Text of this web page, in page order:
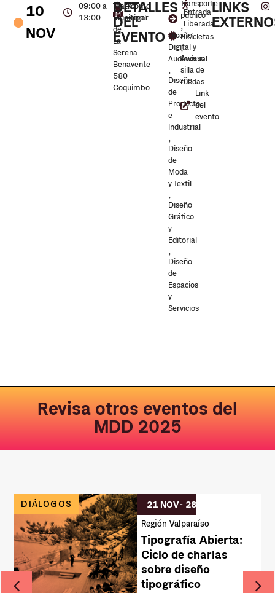
10
NOV
09:00 a
13:00
Teatro
Municipal
de
La
Serena
Benavente
580
Coquimbo
Cómo
llegar
DETALLES
DEL
EVENTO
Entrada
Liberada
Diseño
Digital y
Audiovisual
,
Diseño
de
Producto
e
Industrial
,
Diseño
de
Moda
y Textil
,
Diseño
Gráfico
y
Editorial
,
Diseño
de
Espacios
y
Servicios
Transporte
público
,
Bicicletas
,
Acceso
silla de
ruedas
Link
del
evento
LINKS
Revisa otros eventos del
MDD 2025
DIÁLOGOS 21 NOV- 28 NOV
Región Valparaíso
Tipografía Abierta:
Ciclo de charlas
sobre diseño
tipográfico